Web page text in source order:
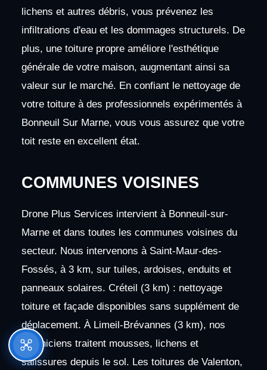
lichens et autres débris, vous prévenez les
infiltrations d'eau et les dommages structurels. De
plus, une toiture propre améliore l'esthétique
générale de votre maison, augmentant ainsi sa
valeur sur le marché. En confiant le nettoyage de
votre toiture à des professionnels expérimentés à
Bonneuil Sur Marne, vous vous assurez que votre
toit reste en excellent état.
COMMUNES VOISINES
Drone Plus Services intervient à Bonneuil-sur-
Marne et dans toutes les communes voisines du
secteur. Nous intervenons à Saint-Maur-des-
Fossés, à 3 km, sur tuiles, ardoises, enduits et
panneaux solaires. Créteil (3 km) : nettoyage
toiture et façade disponibles sans supplément de
déplacement. À Limeil-Brévannes (3 km), nos
techniciens traitent mousses, lichens et
salissures depuis le sol. Les toitures de Valenton,